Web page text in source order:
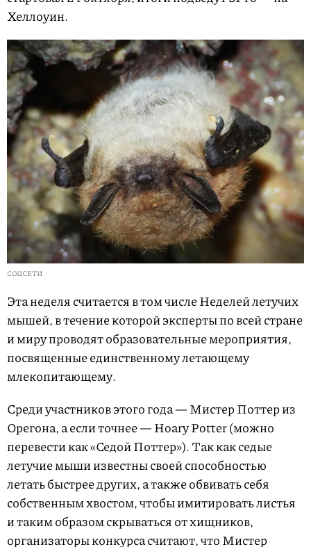
Хеллоуин.
СОЦСЕТИ
Эта неделя считается в том числе Неделей летучих
мышей, в течение которой эксперты по всей стране
и миру проводят образовательные мероприятия,
посвященные единственному летающему
млекопитающему.
Среди участников этого года — Мистер Поттер из
Орегона, а если точнее — Hoary Potter (можно
перевести как «Седой Поттер»). Так как седые
летучие мыши известны своей способностью
летать быстрее других, а также обвивать себя
собственным хвостом, чтобы имитировать листья
и таким образом скрываться от хищников,
организаторы конкурса считают, что Мистер